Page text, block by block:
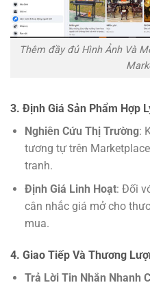
Thêm đầy đủ Hình Ảnh Và
3. Định Giá Sản Phẩm Hợp
Nghiên Cứu Thị Trường:
tương tự trên
tranh.
Định Giá Linh Hoạt: Đối
cân nhắc giá mở cho
mua.
4. Giao Tiếp Và Thương
Trả Lời Tin Nhắn Nhanh